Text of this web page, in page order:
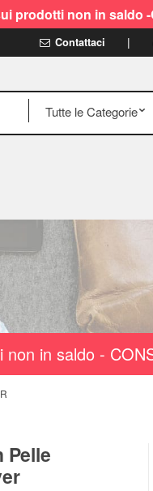
prodotti non in saldo -
Contattaci
in saldo -
Pelle